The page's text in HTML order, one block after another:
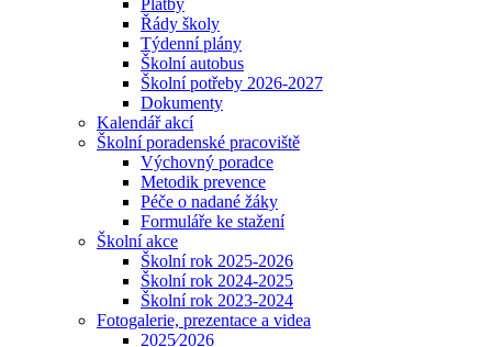
Platby
Řády školy
Týdenní plány
Školní autobus
Školní potřeby 2026-2027
Dokumenty
Kalendář akcí
Školní poradenské pracoviště
Výchovný poradce
Metodik prevence
Péče o nadané žáky
Formuláře ke stažení
Školní akce
Školní rok 2025-2026
Školní rok 2024-2025
Školní rok 2023-2024
Fotogalerie, prezentace a videa
2025⁄2026